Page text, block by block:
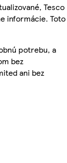
Tesco
informácie. Toto
potrebu, a
bez
ani bez